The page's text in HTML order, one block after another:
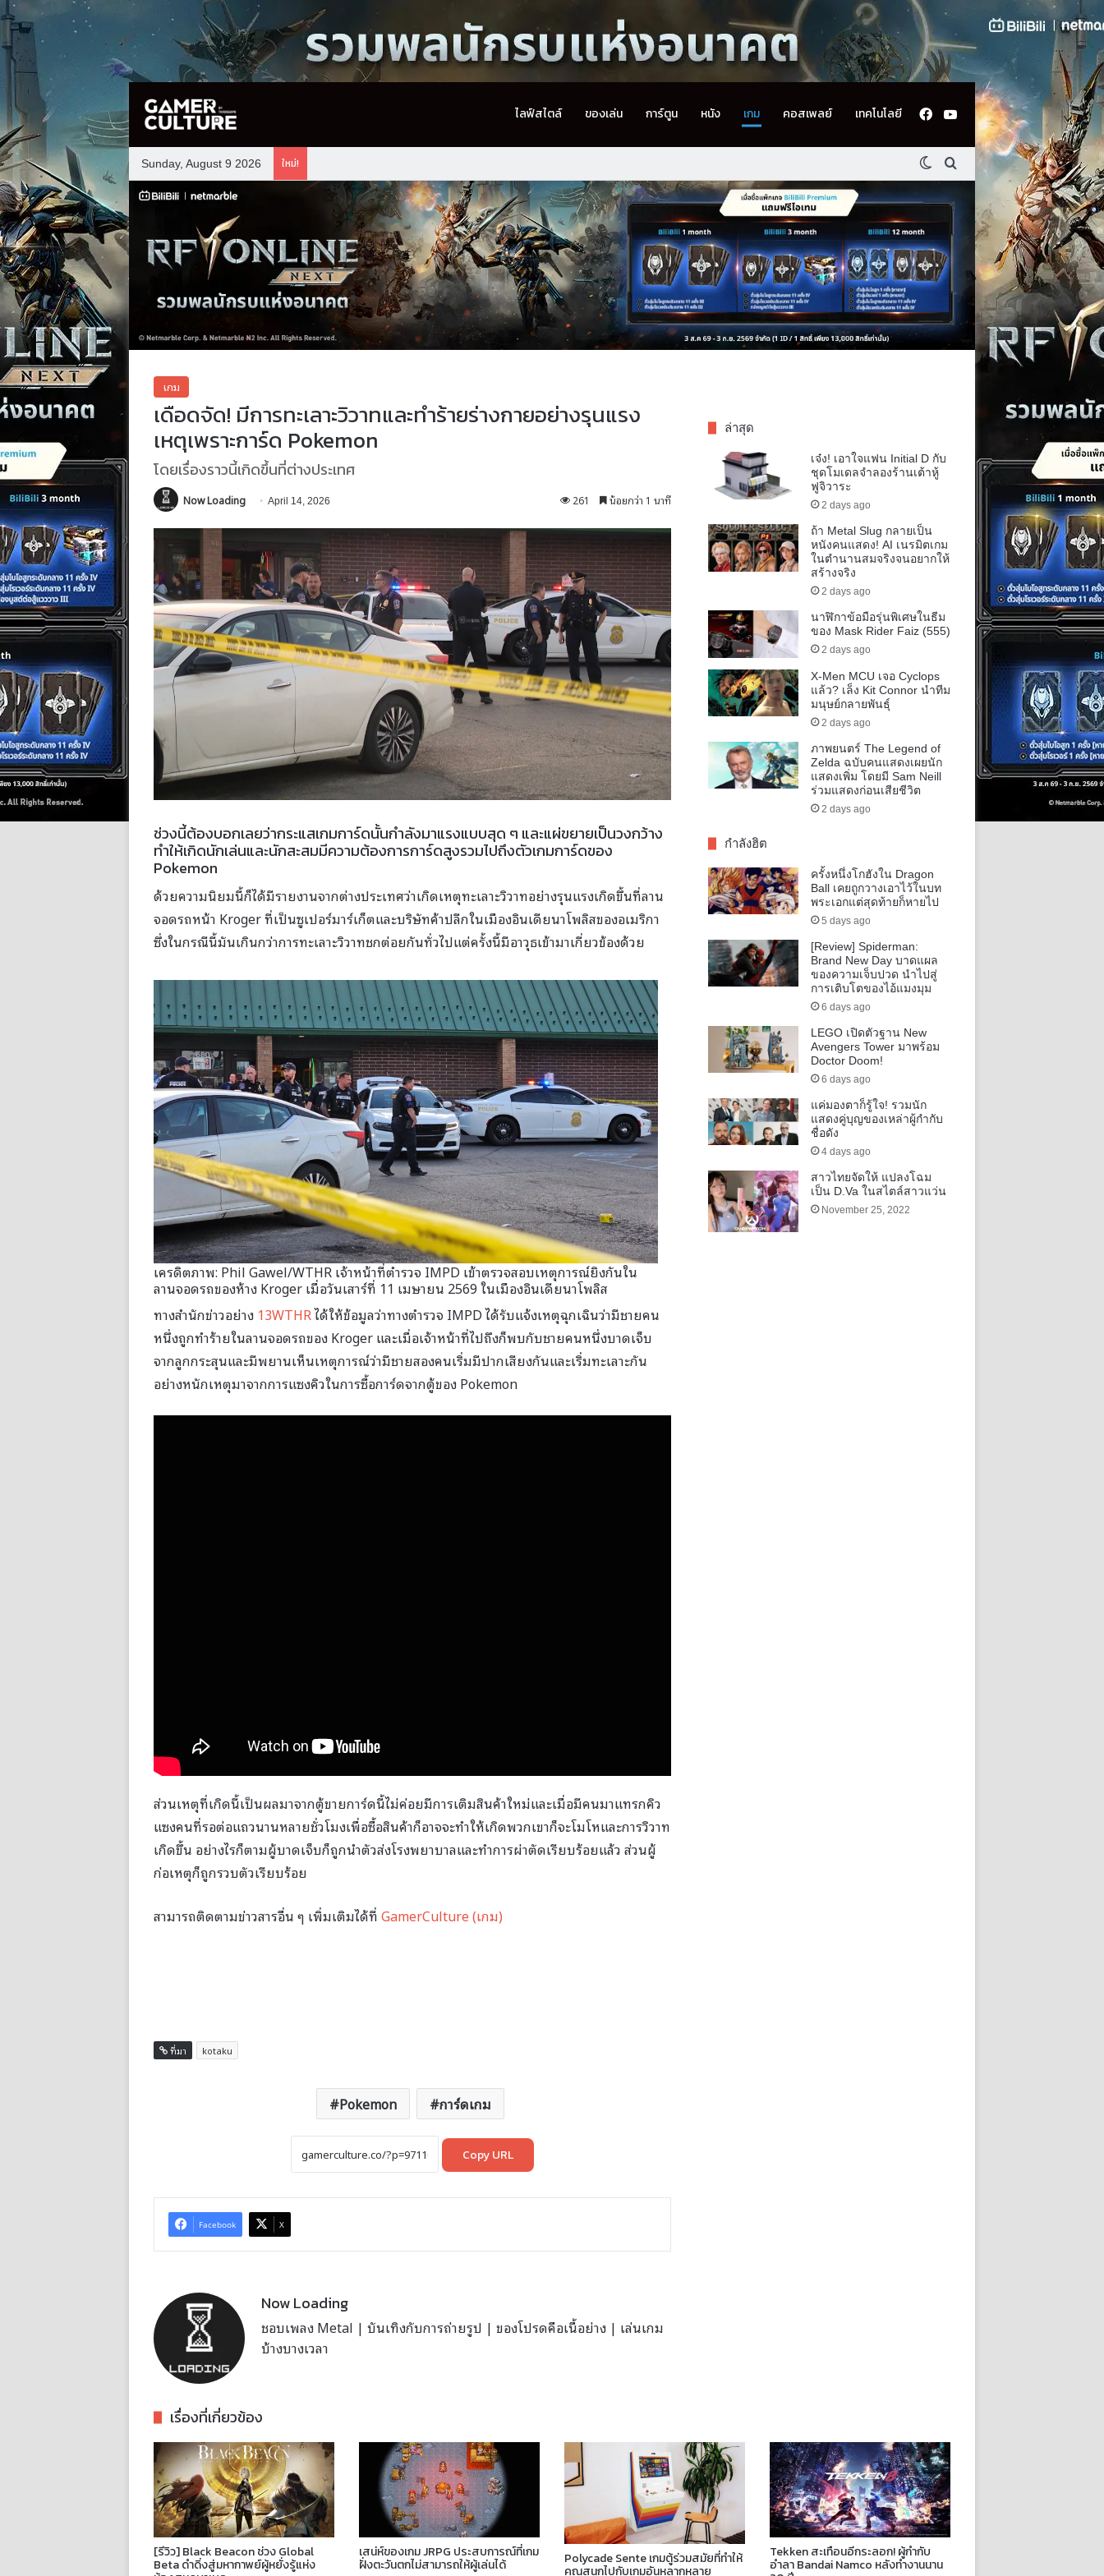
ไลฟ์สไตล์ ของเล่น การ์ตูน หนัง เกม คอสเพลย์ เทคโนโลยี Facebook
YouTube
Sunday, August 9 2026 ใหม่! Switch skin
ค้นหา
เกม
เดือดจัด! มีการทะเลาะวิวาทและทำร้ายร่างกายอย่างรุนแรง
เหตุเพราะการ์ด Pokemon
โดยเรื่องราวนี้เกิดขึ้นที่ต่างประเทศ
Now Loading April 14, 2026 261 น้อยกว่า 1 นาที
ช่วงนี้ต้องบอกเลยว่ากระแสเกมการ์ดนั้นกำลังมาแรงแบบสุด ๆ และแผ่ขยายเป็นวงกว้าง
ทำให้เกิดนักเล่นและนักสะสมมีความต้องการการ์ดสูงรวมไปถึงตัวเกมการ์ดของ
Pokemon
ด้วยความนิยมนี้ก็ได้มีรายงานจากต่างประเทศว่าเกิดเหตุทะเลาะวิวาทอย่างรุนแรงเกิดขึ้นที่ลาน
จอดรถหน้า Kroger ที่เป็นซูเปอร์มาร์เก็ตและบริษัทค้าปลีกในเมืองอินเดียนาโพลิสของอเมริกา
ซึ่งในกรณีนี้มันเกินกว่าการทะเลาะวิวาทชกต่อยกันทั่วไปแต่ครั้งนี้มีอาวุธเข้ามาเกี่ยวข้องด้วย
เครดิตภาพ: Phil Gawel/WTHR เจ้าหน้าที่ตำรวจ IMPD เข้าตรวจสอบเหตุการณ์ยิงกันใน
ลานจอดรถของห้าง Kroger เมื่อวันเสาร์ที่ 11 เมษายน 2569 ในเมืองอินเดียนาโพลิส
ทางสำนักข่าวอย่าง 13WTHRได้ให้ข้อมูลว่าทางตำรวจ IMPD ได้รับแจ้งเหตุฉุกเฉินว่ามีชายคน
หนึ่งถูกทำร้ายในลานจอดรถของ Kroger และเมื่อเจ้าหน้าที่ไปถึงก็พบกับชายคนหนึ่งบาดเจ็บ
จากลูกกระสุนและมีพยานเห็นเหตุการณ์ว่ามีชายสองคนเริ่มมีปากเสียงกันและเริ่มทะเลาะกัน
อย่างหนักเหตุมาจากการแซงคิวในการซื้อการ์ดจากตู้ของ Pokemon
ส่วนเหตุที่เกิดนี้เป็นผลมาจากตู้ขายการ์ดนี้ไม่ค่อยมีการเติมสินค้าใหม่และเมื่อมีคนมาแทรกคิว
แซงคนที่รอต่อแถวนานหลายชั่วโมงเพื่อซื้อสินค้าก็อาจจะทำให้เกิดพวกเขาก็จะโมโหและการวิวาท
เกิดขึ้น อย่างไรก็ตามผู้บาดเจ็บก็ถูกนำตัวส่งโรงพยาบาลและทำการผ่าตัดเรียบร้อยแล้ว ส่วนผู้
ก่อเหตุก็ถูกรวบตัวเรียบร้อย
สามารถติดตามข่าวสารอื่น ๆ เพิ่มเติมได้ที่GamerCulture (เกม)
ที่มา kotaku
Pokemon การ์ดเกม
Copy URL
Facebook X
Now Loading
ชอบเพลง Metal | บันเทิงกับการถ่ายรูป | ของโปรดคือเนื้อย่าง | เล่นเกม
บ้างบางเวลา
ล่าสุด
เจ๋ง! เอาใจแฟน Initial D กับ
ชุดโมเดลจำลองร้านเต้าหู้
ฟูจิวาระ
2 days ago
ถ้า Metal Slug กลายเป็น
หนังคนแสดง! AI เนรมิตเกม
ในตำนานสมจริงจนอยากให้
สร้างจริง
2 days ago
นาฬิกาข้อมือรุ่นพิเศษในธีม
ของ Mask Rider Faiz (555)
2 days ago
X-Men MCU เจอ Cyclops
แล้ว? เล็ง Kit Connor นำทีม
มนุษย์กลายพันธุ์
2 days ago
ภาพยนตร์ The Legend of
Zelda ฉบับคนแสดงเผยนัก
แสดงเพิ่ม โดยมี Sam Neill
ร่วมแสดงก่อนเสียชีวิต
2 days ago
กำลังฮิต
ครั้งหนึ่งโกฮังใน Dragon
Ball เคยถูกวางเอาไว้ในบท
พระเอกแต่สุดท้ายก็หายไป
5 days ago
[Review] Spiderman:
Brand New Day บาดแผล
ของความเจ็บปวด นำไปสู่
การเติบโตของไอ้แมงมุม
6 days ago
LEGO เปิดตัวฐาน New
Avengers Tower มาพร้อม
Doctor Doom!
6 days ago
แค่มองตาก็รู้ใจ! รวมนัก
แสดงคู่บุญของเหล่าผู้กำกับ
ชื่อดัง
4 days ago
สาวไทยจัดให้ แปลงโฉม
เป็น D.Va ในสไตล์สาวแว่น
November 25, 2022
เรื่องที่เกี่ยวข้อง
[รีวิว] Black Beacon ช่วง Global
Beta ดำดิ่งสู่มหากาพย์ผู้หยั่งรู้แห่ง
เสน่ห์ของเกม JRPG ประสบการณ์ที่เกม
ฝั่งตะวันตกไม่สามารถให้ผู้เล่นได้ Polycade Sente เกมตู้ร่วมสมัยที่ทำให้
คุณสนุกไปกับเกมอันหลากหลาย
Tekken สะเทือนอีกระลอก! ผู้กำกับ
อำลา Bandai Namco หลังทำงานนาน